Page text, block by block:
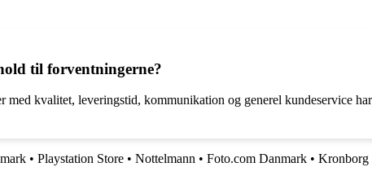
til forventningerne?
kvalitet, leveringstid, kommunikation og generel kundeservice
• Playstation Store • Nottelmann • Foto.com Danmark • Kronborg